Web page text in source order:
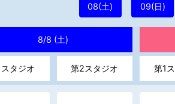
08(土) 09(日)
8/8 (土)
タジオ 第2スタジオ 第1